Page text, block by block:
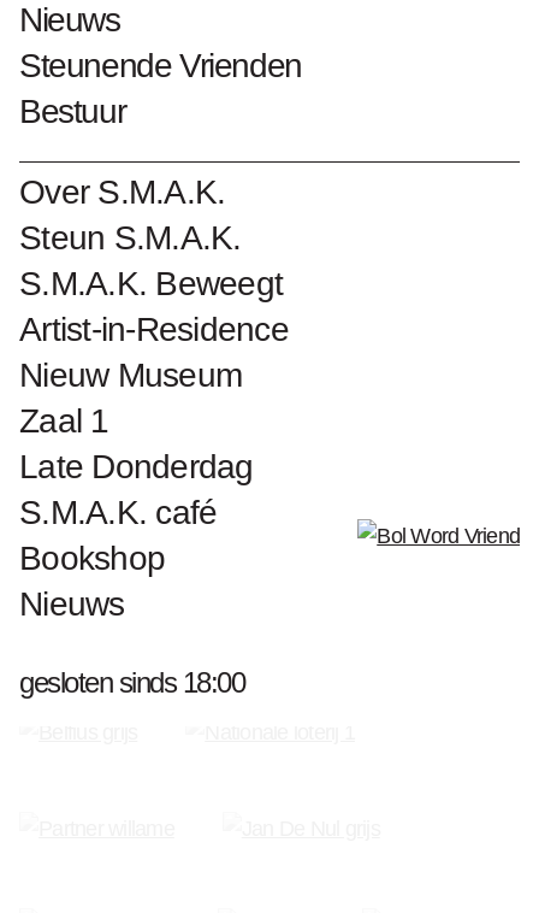
Nieuws
Steunende Vrienden
Bestuur
Over S.M.A.K.
Steun S.M.A.K.
S.M.A.K. Beweegt
Artist-in-Residence
Nieuw Museum
Zaal 1
Late Donderdag
S.M.A.K. café
Bookshop
Nieuws
gesloten sinds 18:00
Formaat: 200x200 mm
Aantal pagina's: 12
Talen: NL,ES
Locatie tentoonstelling:
Prijs: 0,50
Word Vriend van S.M.A.K.